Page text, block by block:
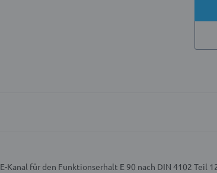
E-Kanal für den Funktionserhalt E 90 nach DIN 4102 Teil